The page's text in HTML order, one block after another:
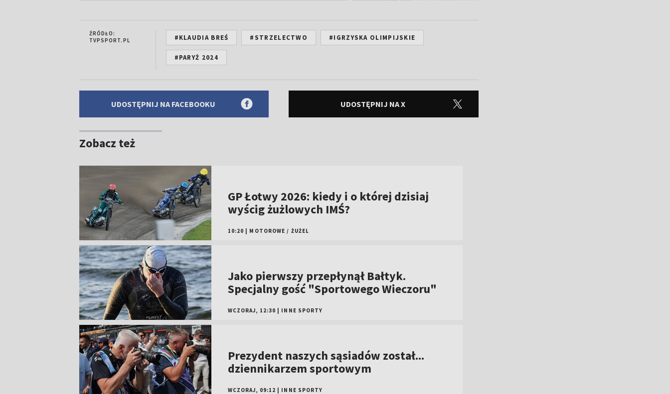
ŹRÓDŁO:
TVPSPORT.PL
#KLAUDIA BREŚ #STRZELECTWO #IGRZYSKA OLIMPIJSKIE
#PARYŻ 2024
UDOSTĘPNIJ NA FACEBOOKU UDOSTĘPNIJ NA X
Zobacz też
GP Łotwy 2026: kiedy i o której dzisiaj
wyścig żużlowych IMŚ?
10:20 MOTOROWE / ŻUŻEL
Jako pierwszy przepłynął Bałtyk.
Specjalny gość "Sportowego Wieczoru"
WCZORAJ, 12:30 INNE SPORTY
Prezydent naszych sąsiadów został...
dziennikarzem sportowym
WCZORAJ, 09:12 INNE SPORTY